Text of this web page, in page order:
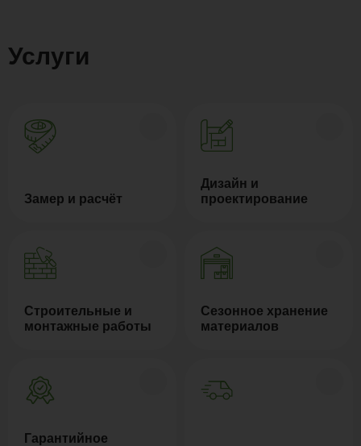
Услуги
Замер и расчёт
Дизайн и
проектирование
Строительные и
монтажные работы
Сезонное хранение
материалов
Гарантийное